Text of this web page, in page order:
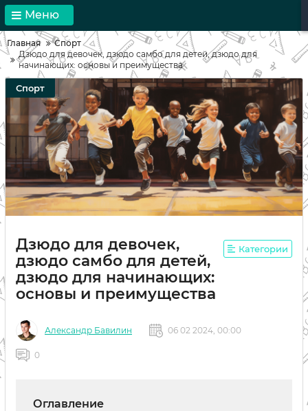
Меню
Главная
Спорт
Дзюдо для девочек, дзюдо самбо для детей, дзюдо для
начинающих: основы и преимущества
Спорт
Дзюдо для девочек,
дзюдо самбо для детей,
дзюдо для начинающих:
основы и преимущества
Категории
Александр Бавилин 06 02 2024, 00:00
0
Оглавление